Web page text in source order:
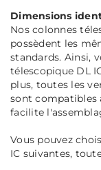
Dimensions
Nos colonnes
possèdent les
standards. Ainsi,
télescopique DL
plus, toutes les
sont compatibles
facilite
Vous pouvez
IC suivantes,